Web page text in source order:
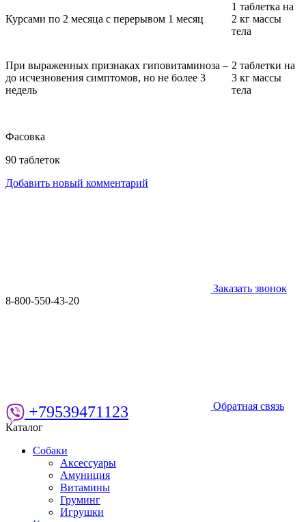
Курсами по 2 месяца с перерывом 1 месяц
1 таблетка на
2 кг массы
тела
При выраженных признаках гиповитаминоза –
до исчезновения симптомов, но не более 3
недель
2 таблетки на
3 кг массы
тела
Фасовка
90 таблеток
Добавить новый комментарий
Заказать звонок
8-800-550-43-20
Обратная связь
+79539471123
Каталог
Собаки
Аксессуары
Амуниция
Витамины
Груминг
Игрушки